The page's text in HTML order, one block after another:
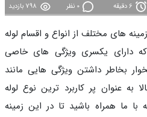
6 دقیقه 0 نظر 798 بازدید
های مختلف از انواع و اقسام لوله
یکسری ویژگی های خاصی
داشتن ویژگی هایی مانند
پر کاربرد ترین نوع لوله
همراه باشید تا در این زمینه